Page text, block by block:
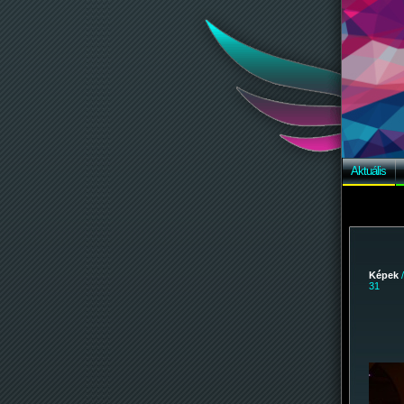
Aktuális
Képek
31